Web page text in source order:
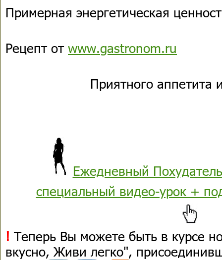
Примерная энергетическая
Рецепт от www.gastronom.ru
Приятного аппетита
Ежедневный
специальный видео-урок +
! Теперь Вы можете быть в курсе
вкусно, Живи легко",